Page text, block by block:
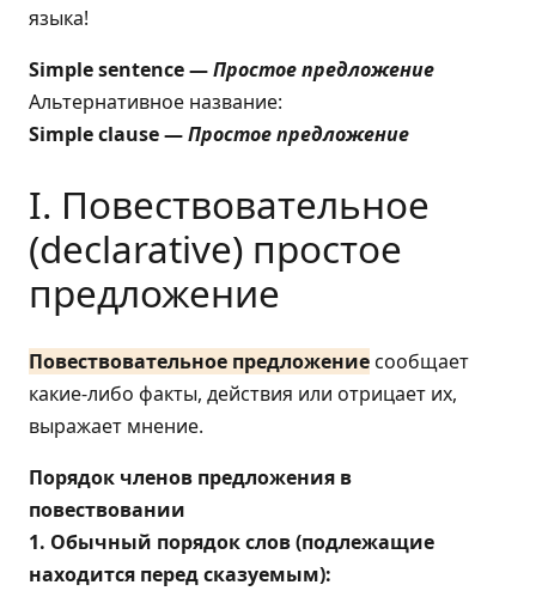
языка!
Simple sentence —Простое предложение
Альтернативное название:
Simple clause —Простое предложение
I. Повествовательное
(declarative) простое
предложение
Повествовательное предложениесообщает
какие-либо факты, действия или отрицает их,
выражает мнение.
Порядок членов предложения в
повествовании
1. Обычный порядок слов (подлежащие
находится перед сказуемым):